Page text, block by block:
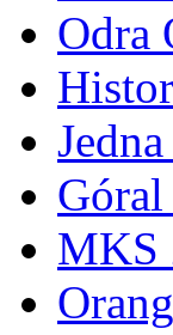
Odra
MKS